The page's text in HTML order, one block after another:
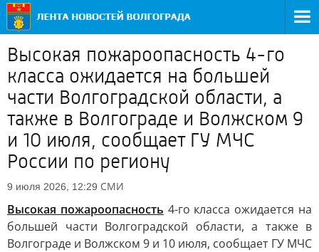
Высокая пожароопасность 4-го
класса ожидается на большей
части Волгоградской области, а
также в Волгограде и Волжском 9
и 10 июля, сообщает ГУ МЧС
России по региону
9 июля 2026, 12:29 СМИ
Высокая пожароопасность 4-го класса ожидается на
большей части Волгоградской области, а также в
Волгограде и Волжском 9 и 10 июля, сообщает ГУ МЧС